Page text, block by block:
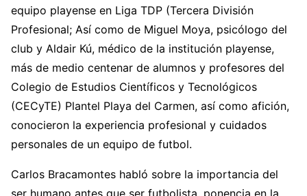
equipo playense en Liga TDP (Tercera División
Profesional; Así como de Miguel Moya, psicólogo del
club y Aldair Kú, médico de la institución playense,
más de medio centenar de alumnos y profesores del
Colegio de Estudios Científicos y Tecnológicos
(CECyTE) Plantel Playa del Carmen, así como afición,
conocieron la experiencia profesional y cuidados
personales de un equipo de futbol.
Carlos Bracamontes habló sobre la importancia del
ser humano antes que ser futbolista, ponencia en la